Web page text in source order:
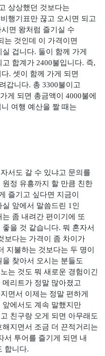
상상했던 것보다는
비행기표만 끊고 오시면 되고
면 왕처럼 즐기실 수
는 것인데 이 가격이면
실 겁니다. 둘이 함께 가게
고 합계가 2400불입니다. 즉,
다. 셋이 함께 가게 되면
갑니다. 총 3300불이고
게 되면 총금액이 4000불에
니 여행 예산을 짤 때는
서도 갈 수 있냐고 문의를
원정 유흥까지 할 만큼 친한
즐기고 싶다면 지금이
실 앞에서 말씀드린 1인
는 좀 내려간 편이기에 또
좋을 것 같습니다. 뭐 혼자서
보다는 가격이 좀 차이가
지불하는 것보다는 두 명이
찾아서 오시는 분들도
는 것도 뭐 새로운 경험이긴
리트가 정말 많아졌고
면서 이제는 정말 편하게
앞에서도 계속 말했지만
친구랑 오게 되면 아무래도
지면서 조금 더 끈적거리는
서 투어를 즐기게 되면 내
합니다.